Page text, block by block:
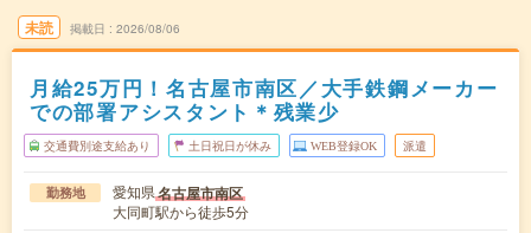
未読 掲載日 2026/08/06
月給25万円！名古屋市南区／大手鉄鋼メーカー
での部署アシスタント＊残業少
交通費別途支給あり 土日祝日が休み WEB登録OK 派遣
勤務地 愛知県名古屋市南区
大同町駅から徒歩5分